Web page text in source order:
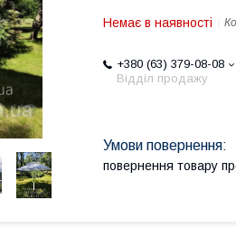
Немає в наявності
+380 (63) 379-08-08
Відділ продажу
повернення товару